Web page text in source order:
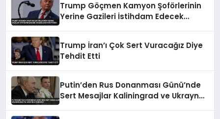
Trump Göçmen Kamyon Şoförlerinin
Yerine Gazileri İstihdam Edecek
Trump İran’ı Çok Sert Vuracağız Diye
Tehdit Etti
Putin’den Rus Donanması Günü’nde
Sert Mesajlar Kaliningrad ve Ukrayna